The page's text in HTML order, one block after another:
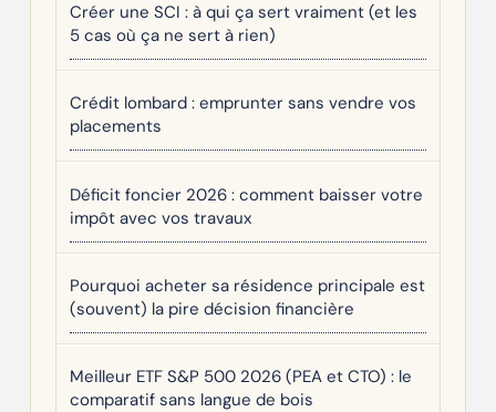
Créer une SCI : à qui ça sert vraiment (et les
5 cas où ça ne sert à rien)
Crédit lombard : emprunter sans vendre vos
placements
Déficit foncier 2026 : comment baisser votre
impôt avec vos travaux
Pourquoi acheter sa résidence principale est
(souvent) la pire décision financière
Meilleur ETF S&P 500 2026 (PEA et CTO) : le
comparatif sans langue de bois